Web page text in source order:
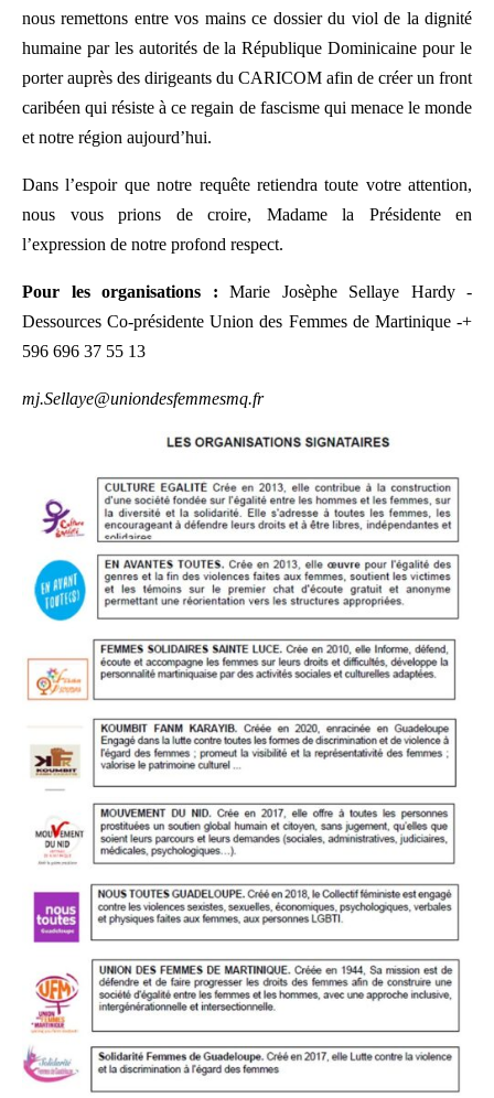
nous remettons entre vos mains ce dossier du viol de la dignité
humaine par les autorités de la République Dominicaine pour le
porter auprès des dirigeants du CARICOM afin de créer un front
caribéen qui résiste à ce regain de fascisme qui menace le monde
et notre région aujourd’hui.
Dans l’espoir que notre requête retiendra toute votre attention,
nous vous prions de croire, Madame la Présidente en
l’expression de notre profond respect.
Pour les organisations : Marie Josèphe Sellaye Hardy -
Dessources Co-présidente Union des Femmes de Martinique -+
596 696 37 55 13
mj.Sellaye@uniondesfemmesmq.fr